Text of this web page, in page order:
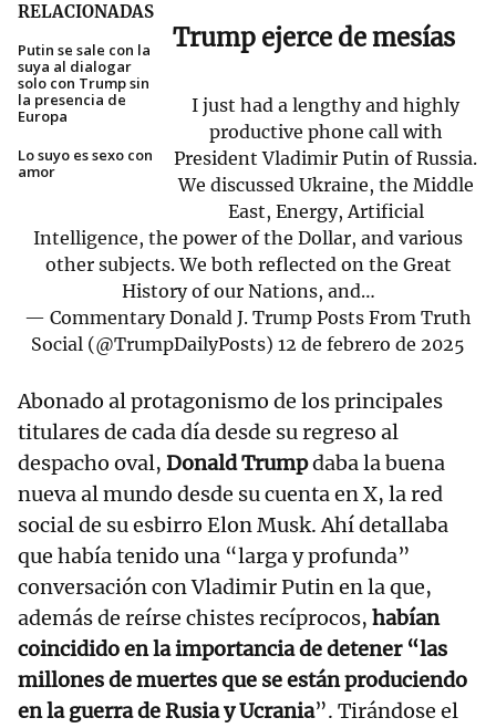
RELACIONADAS
Putin se sale con la
suya al dialogar
solo con Trump sin
la presencia de
Europa
Lo suyo es sexo con
amor
Trump ejerce de mesías
I just had a lengthy and highly
productive phone call with
President Vladimir Putin of Russia.
We discussed Ukraine, the Middle
East, Energy, Artificial
Intelligence, the power of the Dollar, and various
other subjects. We both reflected on the Great
History of our Nations, and…
— Commentary Donald J. Trump Posts From Truth
Social (@TrumpDailyPosts) 12 de febrero de 2025
Abonado al protagonismo de los principales
titulares de cada día desde su regreso al
despacho oval, Donald Trumpdaba la buena
nueva al mundo desde su cuenta en X, la red
social de su esbirro Elon Musk. Ahí detallaba
que había tenido una “larga y profunda”
conversación con Vladimir Putin en la que,
además de reírse chistes recíprocos, habían
coincidido en la importancia de detener “las
millones de muertes que se están produciendo
en la guerra de Rusia y Ucrania”. Tirándose el